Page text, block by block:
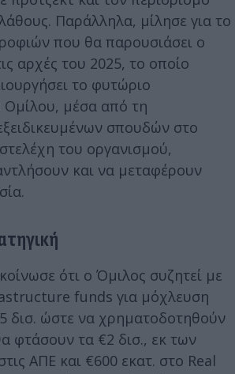
Παράλληλα, μίλησε για το
που θα παρουσιάσει ο
αρχές του 2025, το οποίο
το φυτώριο
Ομίλου, μέσα από τη
σπουδών στο
του οργανισμού,
και να μεταφέρουν
ότι ο Όμιλος συζητεί με
funds για μόχλευση
δισ. ώστε να χρηματοδοτηθούν
φτάσουν τα €2 δισ., εκ των
ΑΠΕ και €600 εκατ. στο Real